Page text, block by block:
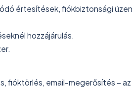
értesítések, fiókbiztonsági
hozzájárulás.
fióktörlés, email-megerősítés –